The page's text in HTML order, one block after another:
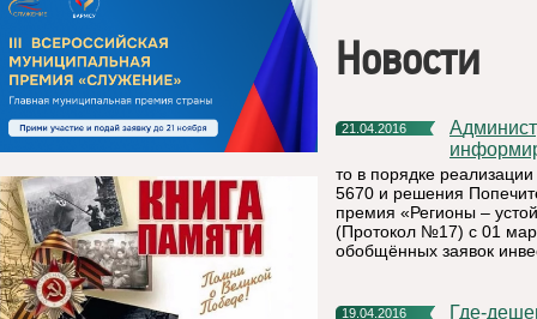
Новости
21.04.2016
Администрация муниципального района «Княжпогостский»
то в порядке
5670 и решения
премия «Регионы –
(Протокол №17) с 01
обобщённых заявок
19.04.2016 Где-